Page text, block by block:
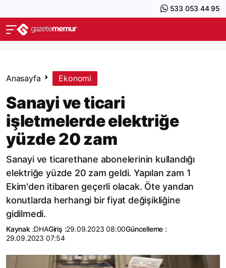
533 053 44 95
Anasayfa Ekonomi
Sanayi ve ticari
işletmelerde elektriğe
yüzde 20 zam
Sanayi ve ticarethane abonelerinin kullandığı
elektriğe yüzde 20 zam geldi. Yapılan zam 1
Ekim'den itibaren geçerli olacak. Öte yandan
konutlarda herhangi bir fiyat değişikliğine
gidilmedi.
Kaynak :DHAGiriş :29.09.2023 08:00Güncelleme :
29.09.2023 07:54